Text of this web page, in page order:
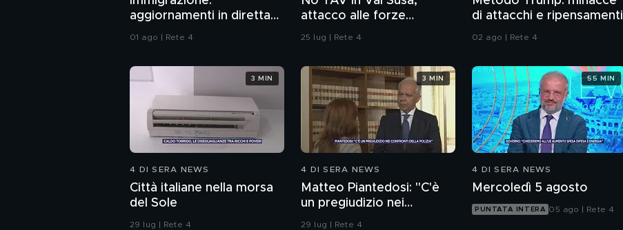
aggiornamenti in diretta
da Ceuta
01 ago | Rete 4
attacco alle forze
dell'ordine
25 lug | Rete 4
di attacchi e ripensamenti
02 ago | Rete 4
4 DI SERA NEWS
Città italiane nella morsa
del Sole
29 lug | Rete 4
3 MIN
4 DI SERA NEWS
Matteo Piantedosi: "C'è
un pregiudizio nei
confronti della polizia"
29 lug | Rete 4
3 MIN
4 DI SERA NEWS
Mercoledì 5 agosto
PUNTATA INTERA 05 ago | Rete 4
55 MIN